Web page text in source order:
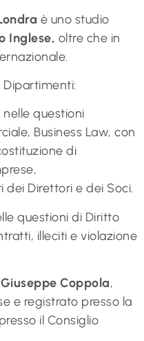
è uno studio
Inglese, oltre che in
questioni
Business Law, con
di
Direttori e dei Soci.
questioni di Diritto
illeciti e violazione
Coppola,
e registrato presso la
il Consiglio